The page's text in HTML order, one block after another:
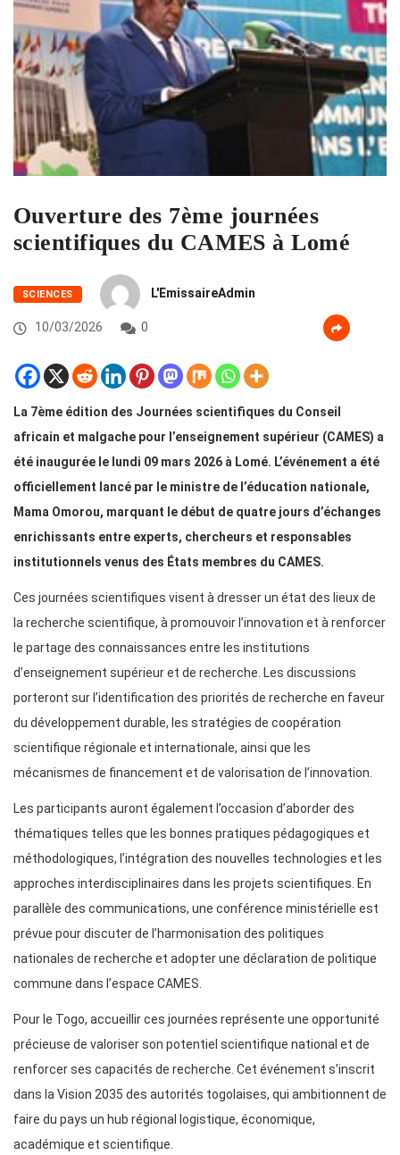
Ouverture des 7ème journées
scientifiques du CAMES à Lomé
SCIENCES L'EmissaireAdmin
10/03/2026 0
La 7ème édition des Journées scientifiques du Conseil
africain et malgache pour l’enseignement supérieur (CAMES) a
été inaugurée le lundi 09 mars 2026 à Lomé. L’événement a été
officiellement lancé par le ministre de l’éducation nationale,
Mama Omorou, marquant le début de quatre jours d’échanges
enrichissants entre experts, chercheurs et responsables
institutionnels venus des États membres du CAMES.
Ces journées scientifiques visent à dresser un état des lieux de
la recherche scientifique, à promouvoir l’innovation et à renforcer
le partage des connaissances entre les institutions
d’enseignement supérieur et de recherche. Les discussions
porteront sur l’identification des priorités de recherche en faveur
du développement durable, les stratégies de coopération
scientifique régionale et internationale, ainsi que les
mécanismes de financement et de valorisation de l’innovation.
Les participants auront également l’occasion d’aborder des
thématiques telles que les bonnes pratiques pédagogiques et
méthodologiques, l’intégration des nouvelles technologies et les
approches interdisciplinaires dans les projets scientifiques. En
parallèle des communications, une conférence ministérielle est
prévue pour discuter de l’harmonisation des politiques
nationales de recherche et adopter une déclaration de politique
commune dans l’espace CAMES.
Pour le Togo, accueillir ces journées représente une opportunité
précieuse de valoriser son potentiel scientifique national et de
renforcer ses capacités de recherche. Cet événement s’inscrit
dans la Vision 2035 des autorités togolaises, qui ambitionnent de
faire du pays un hub régional logistique, économique,
académique et scientifique.